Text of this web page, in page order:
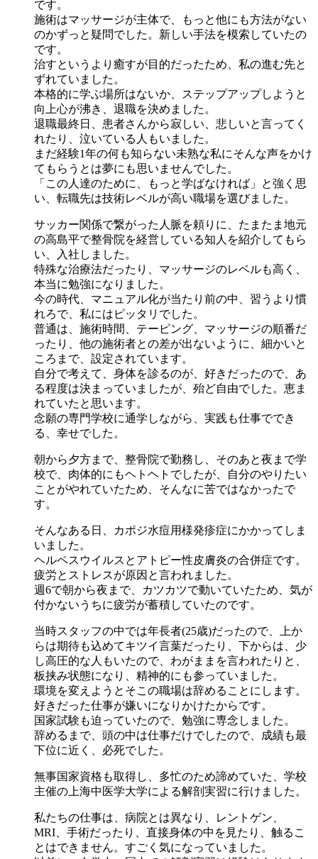
です。
施術はマッサージが主体で、もっと他にも方法がない
のかずっと疑問でした。新しい手法を模索していたの
です。
治すというより癒すが目的だったため、私の進む先と
ずれていました。
本格的に学ぶ場所はないか、ステップアップしようと
向上心が沸き、退職を決めました。
退職最終日、患者さんから寂しい、悲しいと言ってく
れたり、泣いている人もいました。
まだ経験1年の何も知らない未熟な私にそんな声をかけ
てもらうとは夢にも思いませんでした。
「この人達のために、もっと学ばなければ」と強く思
い、転職先は技術レベルが高い職場を選びました。
サッカー関係で繋がった人脈を頼りに、たまたま地元
の高島平で整骨院を経営している知人を紹介してもら
い、入社しました。
特殊な治療法だったり、マッサージのレベルも高く、
本当に勉強になりました。
今の時代、マニュアル化が当たり前の中、習うより慣
れろで、私にはピッタリでした。
普通は、施術時間、テーピング、マッサージの順番だ
ったり、他の施術者との差が出ないように、細かいと
ころまで、設定されています。
自分で考えて、身体を診るのが、好きだったので、あ
る程度は決まっていましたが、殆ど自由でした。恵ま
れていたと思います。
念願の専門学校に通学しながら、実践も仕事ででき
る、幸せでした。
朝から夕方まで、整骨院で勤務し、そのあと夜まで学
校で、肉体的にもヘトヘトでしたが、自分のやりたい
ことがやれていたため、そんなに苦ではなかったで
す。
そんなある日、カポジ水痘用様発疹症にかかってしま
いました。
ヘルペスウイルスとアトピー性皮膚炎の合併症です。
疲労とストレスが原因と言われました。
週6で朝から夜まで、カツカツで動いていたため、気が
付かないうちに疲労が蓄積していたのです。
当時スタッフの中では年長者(25歳)だったので、上か
らは期待も込めてキツイ言葉だったり、下からは、少
し高圧的な人もいたので、わがままを言われたりと、
板挟み状態になり、精神的にも参っていました。
環境を変えようとそこの職場は辞めることにします。
好きだった仕事が嫌いになりかけたからです。
国家試験も迫っていたので、勉強に専念しました。
辞めるまで、頭の中は仕事だけでしたので、成績も最
下位に近く、必死でした。
無事国家資格も取得し、多忙のため諦めていた、学校
主催の上海中医学大学による解剖実習に行けました。
私たちの仕事は、病院とは異なり、レントゲン、
MRI、手術だったり、直接身体の中を見たり、触るこ
とはできません。すごく気になっていました。